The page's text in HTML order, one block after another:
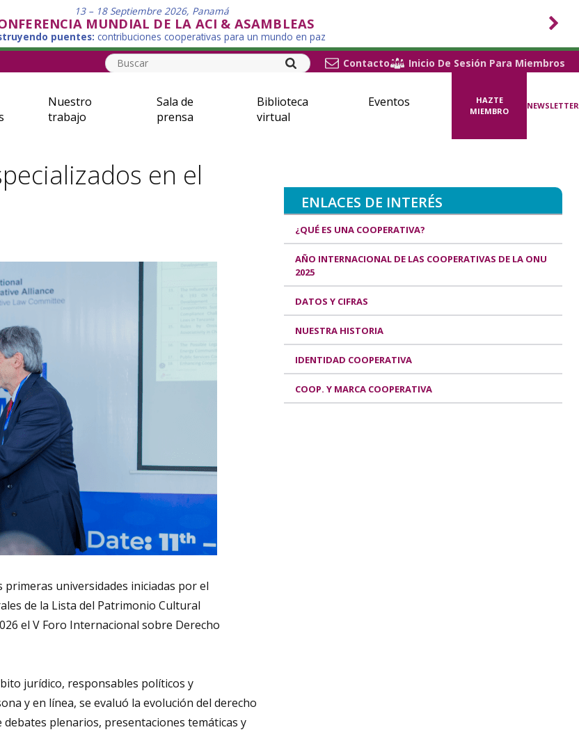
13 – 18 Septiembre 2026, Panamá
MUNDIAL DE LA ACI & ASAMBLEAS
puentes: contribuciones cooperativas para un mundo en paz
Contacto Inicio De Sesión Para Miembros
Nuestro
trabajo
Sala de
prensa
Biblioteca
virtual
Eventos
HAZTE
MIEMBRO
NEWSLETTER
en el
universidades iniciadas por el
de la Lista del Patrimonio Cultural
el V Foro Internacional sobre Derecho
jurídico, responsables políticos y
y en línea, se evaluó la evolución del derecho
plenarios, presentaciones temáticas y
ENLACES DE INTERÉS
¿QUÉ ES UNA COOPERATIVA?
AÑO INTERNACIONAL DE LAS COOPERATIVAS DE LA ONU
2025
DATOS Y CIFRAS
NUESTRA HISTORIA
IDENTIDAD COOPERATIVA
COOP. Y MARCA COOPERATIVA